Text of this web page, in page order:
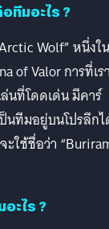
ทีมอะไร ?
Wolf” หนึ่งใน
of Valor การที่เร
นที่โดดเด่น มีคาร์
นทีมอยู่บนโปรลีก
ใช้ชื่อว่า
ะไร ?